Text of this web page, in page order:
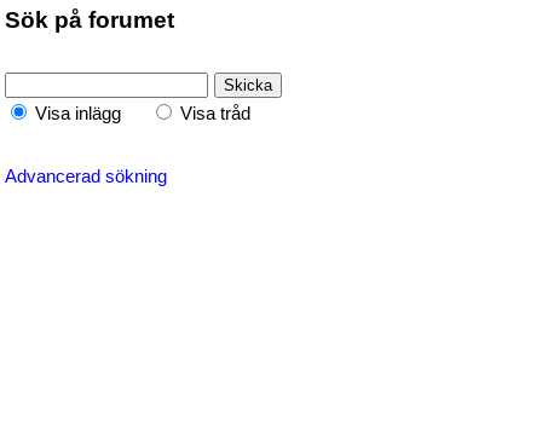
Sök på forumet
Visa inlägg Visa tråd
Advancerad sökning